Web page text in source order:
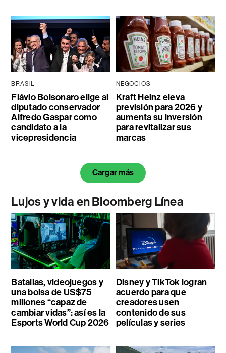
BRASIL
Flávio Bolsonaro elige al
diputado conservador
Alfredo Gaspar como
candidato a la
vicepresidencia
NEGOCIOS
Kraft Heinz eleva
previsión para 2026 y
aumenta su inversión
para revitalizar sus
marcas
Cargar más
Lujos y vida en Bloomberg Línea
Batallas, videojuegos y
una bolsa de US$75
millones “capaz de
cambiar vidas”: así es la
Esports World Cup 2026
Disney y TikTok logran
acuerdo para que
creadores usen
contenido de sus
películas y series